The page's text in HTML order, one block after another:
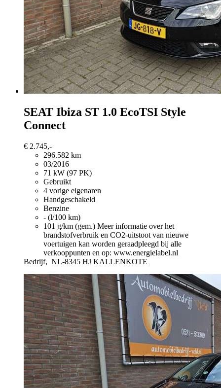
SEAT Ibiza ST 1.0 EcoTSI Style
Connect
€ 2.745,-
296.582 km
03/2016
71 kW (97 PK)
Gebruikt
4 vorige eigenaren
Handgeschakeld
Benzine
- (l/100 km)
101 g/km (gem.) Meer informatie over het
brandstofverbruik en CO2-uitstoot van nieuwe
voertuigen kan worden geraadpleegd bij alle
verkooppunten en op: www.energielabel.nl
Bedrijf, NL-8345 HJ KALLENKOTE